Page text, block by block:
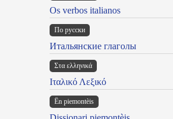
Os verbos italianos
По русски
Итальянские глаголы
Στα ελληνικά
Ιταλικό Λεξικό
Ën piemontèis